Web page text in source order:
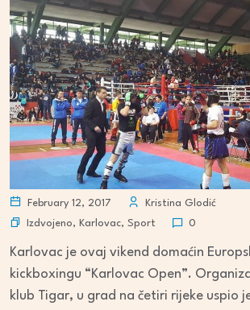
February 12, 2017
Kristina Glodić
Izdvojeno, Karlovac, Sport 0
Karlovac je ovaj vikend domaćin
kickboxingu “Karlovac Open”.
klub Tigar, u grad na četiri rijeke uspio